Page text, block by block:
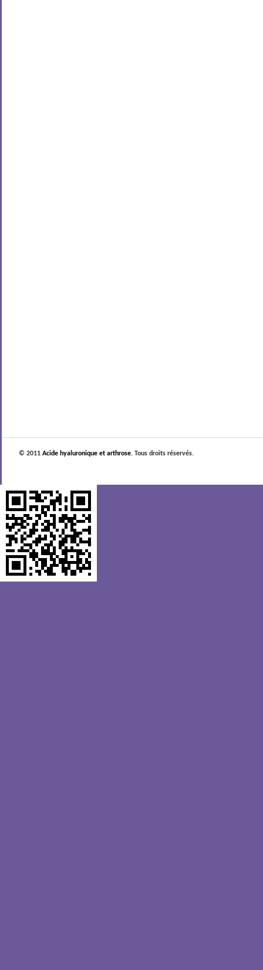
© 2011Acide hyaluronique et arthrose. Tous droits réservés.